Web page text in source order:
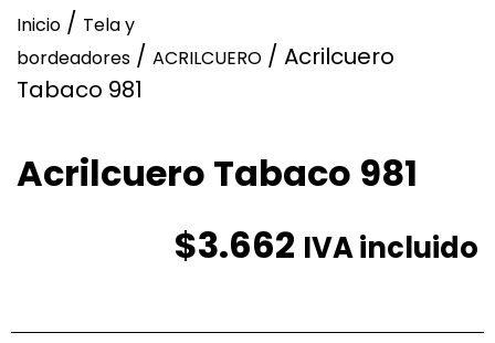
Inicio / Tela y
bordeadores / ACRILCUERO / Acrilcuero
Tabaco 981
Acrilcuero Tabaco 981
$3.662 IVA incluido